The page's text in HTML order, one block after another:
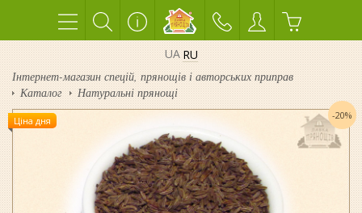
UA RU
Інтернет-магазин спецій, прянощів і авторських приправ
Каталог
Натуральні прянощі
Ціна дня -20%